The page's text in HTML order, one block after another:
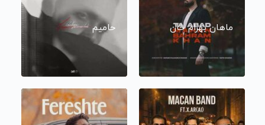
ماهان بهرام خان حامیم